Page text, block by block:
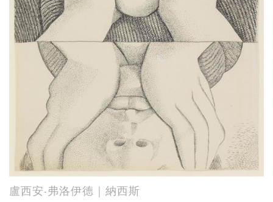
盧西安‧弗洛伊德｜納西斯